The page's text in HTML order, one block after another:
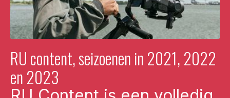
RU content, seizoenen in 2021, 2022
en 2023